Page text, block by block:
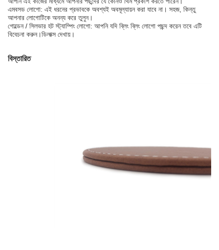
এমবসড লোগো: এই ধরনের প্রভাবকে অবশ্যই অবমূল্যায়ন করা যাবে না। সহজ, কিন্তু
আপনার লোগোটিকে অনন্য করে তুলুন।
গোল্ডেন / সিলভার হট স্ট্যাম্পিং লোগো: আপনি যদি ব্লিং ব্লিং লোগো পছন্দ করেন তবে এটি
বিবেচনা করুন।ডিলাক্স দেখায়।
বিস্তারিত